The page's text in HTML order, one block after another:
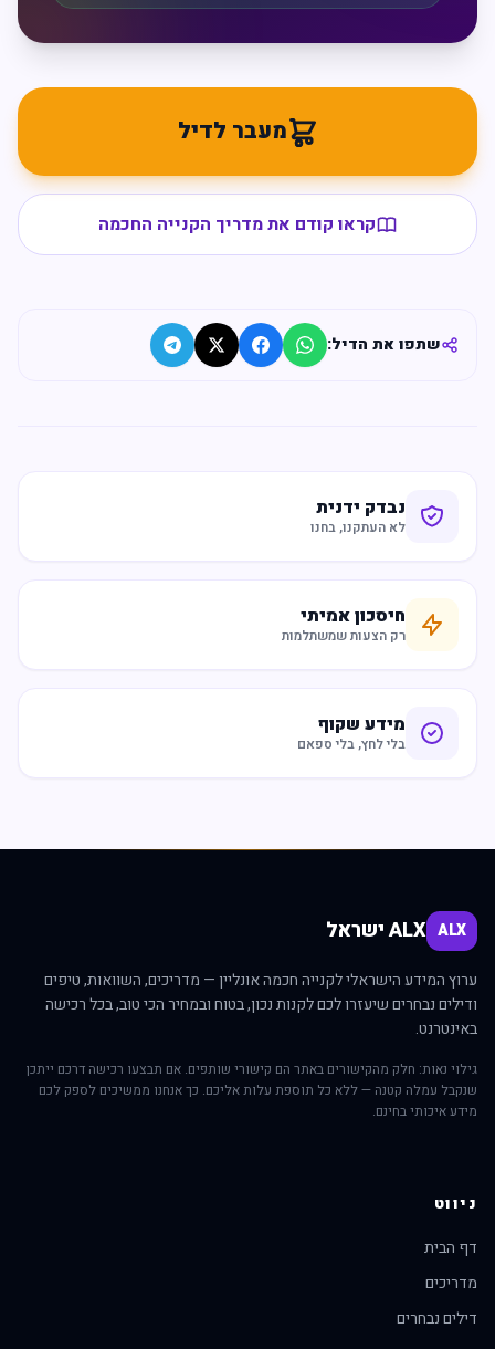
מעבר לדיל
קראו קודם את מדריך הקנייה החכמה
שתפו את הדיל:
נבדק ידנית
לא העתקנו, בחנו
חיסכון אמיתי
רק הצעות שמשתלמות
מידע שקוף
בלי לחץ, בלי ספאם
ALX ALX ישראל
ערוץ המידע הישראלי לקנייה חכמה אונליין — מדריכים, השוואות, טיפים
ודילים נבחרים שיעזרו לכם לקנות נכון, בטוח ובמחיר הכי טוב, בכל רכישה
באינטרנט.
גילוי נאות: חלק מהקישורים באתר הם קישורי שותפים. אם תבצעו רכישה דרכם ייתכן
שנקבל עמלה קטנה — ללא כל תוספת עלות אליכם. כך אנחנו ממשיכים לספק לכם
מידע איכותי בחינם.
ניווט
דף הבית
מדריכים
דילים נבחרים